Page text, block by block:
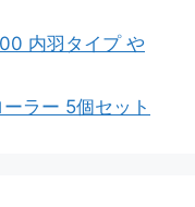
内羽タイプ や
ラー 5個セット